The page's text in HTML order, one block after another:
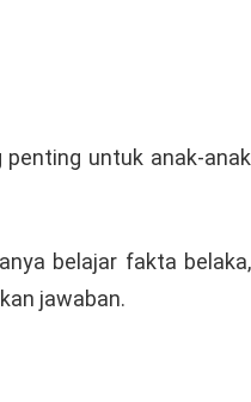
untuk anak-anak
belajar fakta belaka,
jawaban.